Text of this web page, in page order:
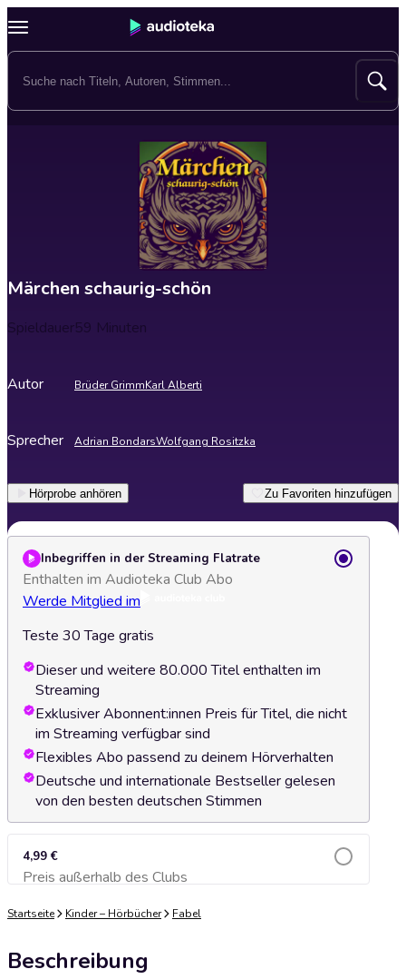
Märchen schaurig-schön
Spieldauer59 Minuten
Autor Brüder GrimmKarl Alberti
Sprecher Adrian BondarsWolfgang Rositzka
Hörprobe anhören Zu Favoriten hinzufügen
Inbegriffen in der Streaming Flatrate
Enthalten im Audioteka Club Abo
Werde Mitglied im
Teste 30 Tage gratis
Dieser und weitere 80.000 Titel enthalten im
Streaming
Exklusiver Abonnent:innen Preis für Titel, die nicht
im Streaming verfügbar sind
Flexibles Abo passend zu deinem Hörverhalten
Deutsche und internationale Bestseller gelesen
von den besten deutschen Stimmen
4,99 €
Preis außerhalb des ClubsZum Warenkorb hinzufügen
Startseite Kinder – Hörbücher Fabel
Beschreibung